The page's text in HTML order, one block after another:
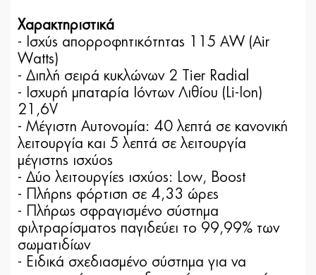
Χαρακτηριστικά
- Ισχύς απορροφητικότητας 115 AW (Air
Watts)
- Διπλή σειρά κυκλώνων 2 Tier Radial
- Ισχυρή μπαταρία Ιόντων Λιθίου (Li-Ion)
21,6V
- Μέγιστη Αυτονομία: 40 λεπτά σε κανονική
λειτουργία και 5 λεπτά σε λειτουργία
μέγιστης ισχύος
- Δύο λειτουργίες ισχύος: Low, Boost
- Πλήρης φόρτιση σε 4,33 ώρες
- Πλήρως σφραγισμένο σύστημα
φιλτραρίσματος παγιδεύει το 99,99% των
σωματιδίων
- Ειδικά σχεδιασμένο σύστημα για να